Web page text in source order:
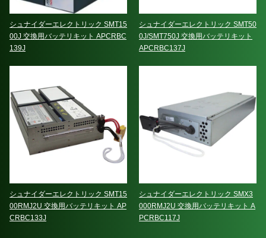
シュナイダーエレクトリック SMT15
00J 交換用バッテリキット APCRBC
139J
シュナイダーエレクトリック SMT50
0J/SMT750J 交換用バッテリキット
APCRBC137J
シュナイダーエレクトリック SMT15
00RMJ2U 交換用バッテリキット AP
CRBC133J
シュナイダーエレクトリック SMX3
000RMJ2U 交換用バッテリキット A
PCRBC117J